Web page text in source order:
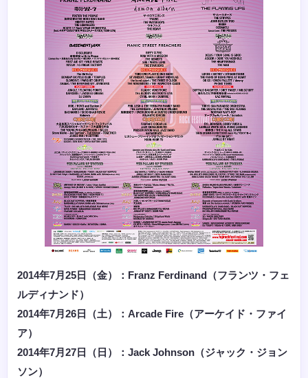
2014年7月25日（金）：Franz Ferdinand（フランツ・フェ
ルディナンド）
2014年7月26日（土）：Arcade Fire（アーケイド・ファイ
ア）
2014年7月27日（日）：Jack Johnson（ジャック・ジョン
ソン）